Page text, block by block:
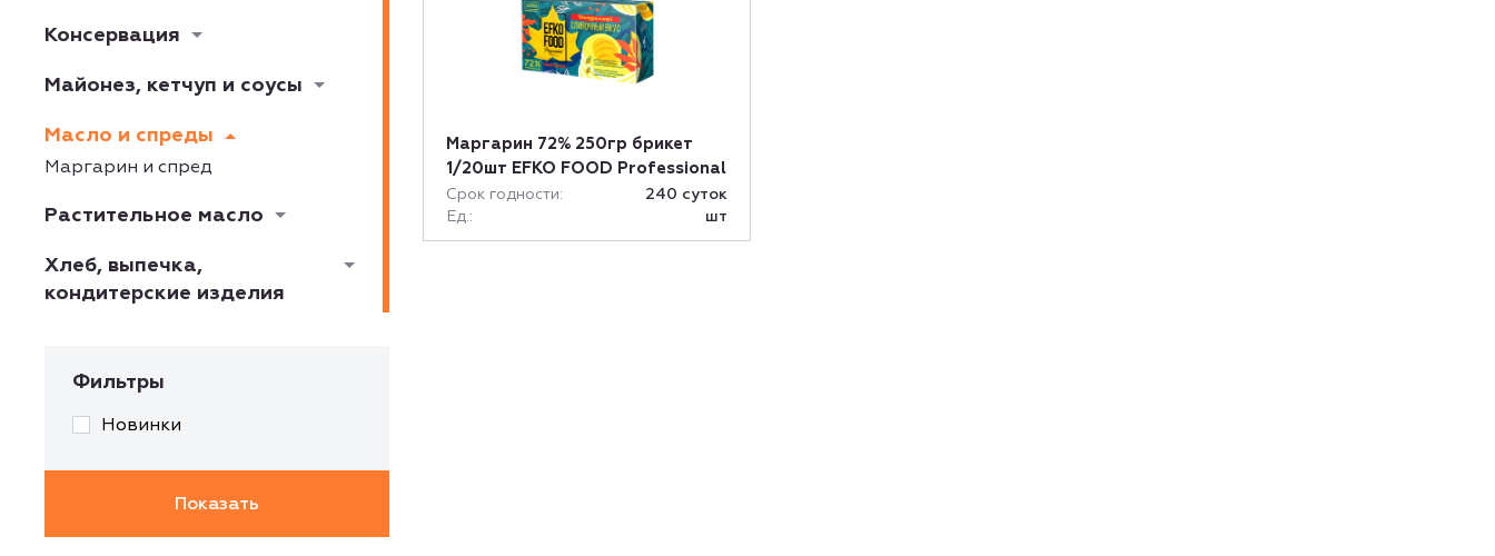
Консервация
Майонез, кетчуп и соусы
Масло и спреды
Маргарин и спред
Растительное масло
Хлеб, выпечка,
кондитерские изделия
Фильтры
Новинки
Маргарин 72% 250гр брикет
1/20шт EFKO FOOD Professional
Срок годности:
240 суток
Ед.:
шт